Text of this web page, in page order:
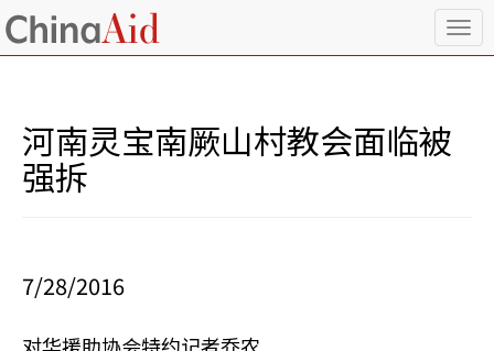
T
o
河南灵宝南厥山村教会面临被
强拆
7/28/2016